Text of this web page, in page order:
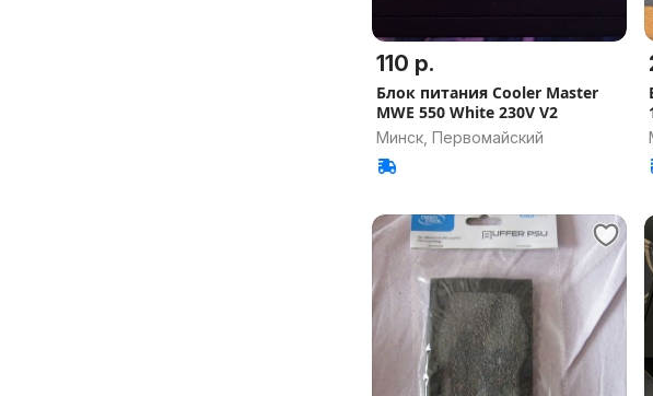
110 р.
Блок питания Cooler Master
MWE 550 White 230V V2
Минск, Первомайский